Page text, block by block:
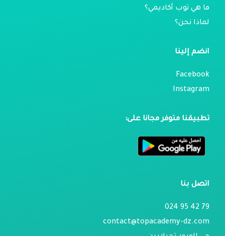
ما هي توب أكاديمي؟
لماذا نحن؟
انضم إلينا
Facebook
Instagram
تطبيقنا متوفر مجانا على:
اتصل بنا
79 42 95 024
contact@topacademy-dz.com